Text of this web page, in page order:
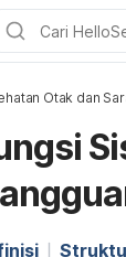
Otak dan